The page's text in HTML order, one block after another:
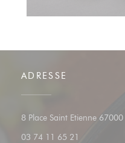
ADRESSE
8 Place Saint Etienne 67000
03 74 11 65 21